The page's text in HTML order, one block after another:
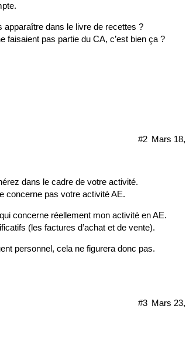
dans le livre de recettes ?
faisaient pas partie du CA, c’est bien ça ?
Mars
#2
dans le cadre de votre activité.
concerne pas votre activité AE.
concerne réellement mon activité en AE.
(les factures d’achat et de vente).
personnel, cela ne figurera donc pas.
Mars
#3